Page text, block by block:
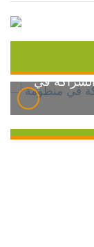
الشراكة في